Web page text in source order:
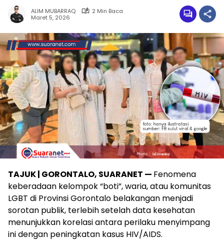
ALIM MUBARRAQ
2 Min Baca
Maret 5, 2026
TAJUK | GORONTALO, SUARANET — Fenomena
keberadaan kelompok “boti”, waria, atau komunitas
LGBT di Provinsi Gorontalo belakangan menjadi
sorotan publik, terlebih setelah data kesehatan
menunjukkan korelasi antara perilaku menyimpang
ini dengan peningkatan kasus HIV/AIDS.‎‎